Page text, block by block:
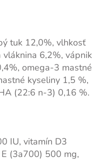
tuk 12,0%, vlhkosť
6,2%, vápnik
omega-3 mastné
kyseliny 1,5 %,
(22:6 n-3) 0,16 %.
IU, vitamín D3
(3a700) 500 mg,